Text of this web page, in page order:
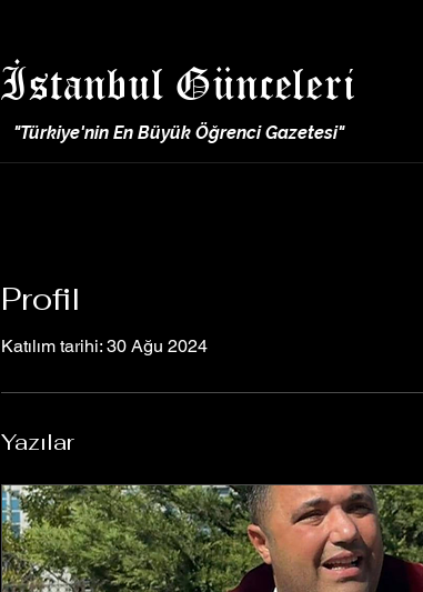
İstanbul Günceleri
"Türkiye'nin En Büyük Öğrenci Gazetesi"
Profil
Katılım tarihi: 30 Ağu 2024
Yazılar